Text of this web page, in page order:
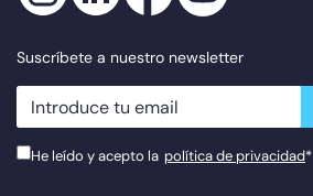
Suscríbete a nuestro newsletter
newsletter.suscribe
He leído y acepto la política de privacidad*